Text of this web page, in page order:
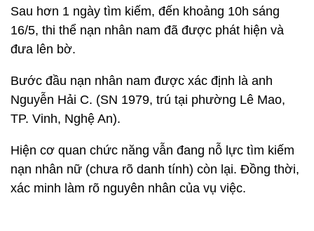
Sau hơn 1 ngày tìm kiếm, đến khoảng 10h sáng
16/5, thi thể nạn nhân nam đã được phát hiện và
đưa lên bờ.
Bước đầu nạn nhân nam được xác định là anh
Nguyễn Hải C. (SN 1979, trú tại phường Lê Mao,
TP. Vinh, Nghệ An).
Hiện cơ quan chức năng vẫn đang nỗ lực tìm kiếm
nạn nhân nữ (chưa rõ danh tính) còn lại. Đồng thời,
xác minh làm rõ nguyên nhân của vụ việc.